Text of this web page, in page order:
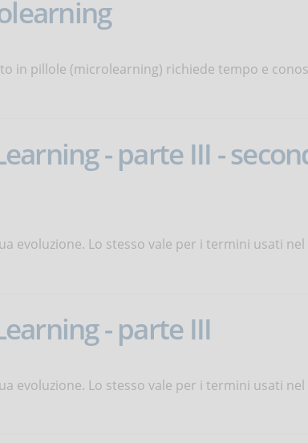
in pillole (microlearning) richiede tempo e
- parte III -
evoluzione. Lo stesso vale per i termini usati
- parte III
evoluzione. Lo stesso vale per i termini usati